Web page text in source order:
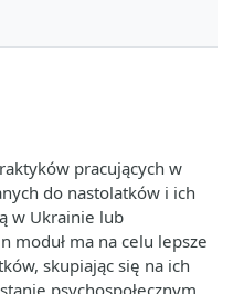
pracujących w
do nastolatków i ich
w Ukrainie lub
moduł ma na celu lepsze
skupiając się na ich
psychospołecznym.